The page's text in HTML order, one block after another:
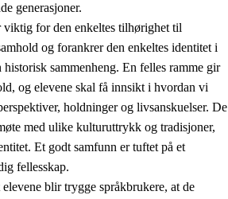
og utforskertrang
og miljøbevissthet
generasjoner.
viktig for den enkeltes tilhørighet til
og forankrer den enkeltes identitet i
historisk sammenheng. En felles ramme gir
og elevene skal få innsikt i hvordan vi
holdninger og livsanskuelser. De
med ulike kulturuttrykk og tradisjoner,
Et godt samfunn er tuftet på et
fellesskap.
blir trygge språkbrukere, at de